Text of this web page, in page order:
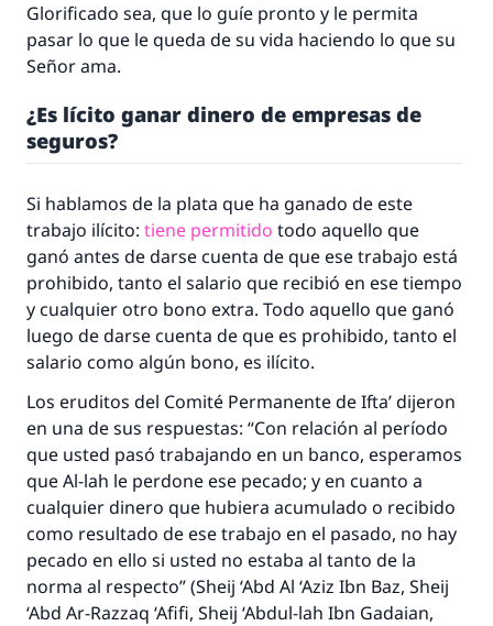
Glorificado sea, que lo guíe pronto y le permita
pasar lo que le queda de su vida haciendo lo que su
Señor ama.
¿Es lícito ganar dinero de empresas de
seguros?
Si hablamos de la plata que ha ganado de este
trabajo ilícito: tiene permitido todo aquello que
ganó antes de darse cuenta de que ese trabajo está
prohibido, tanto el salario que recibió en ese tiempo
y cualquier otro bono extra. Todo aquello que ganó
luego de darse cuenta de que es prohibido, tanto el
salario como algún bono, es ilícito.
Los eruditos del Comité Permanente deIfta’dijeron
en una de sus respuestas: “Con relación al período
que usted pasó trabajando en un banco, esperamos
que Al-lah le perdone ese pecado; y en cuanto a
cualquier dinero que hubiera acumulado o recibido
como resultado de ese trabajo en el pasado, no hay
pecado en ello si usted no estaba al tanto de la
norma al respecto” (Sheij ‘Abd Al ‘Aziz Ibn Baz, Sheij
‘Abd Ar-Razzaq ‘Afifi, Sheij ‘Abdul-lah Ibn Gadaian,